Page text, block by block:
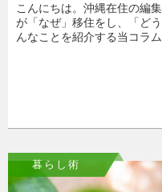
こんにちは。沖縄在住の編
が「なぜ」移住をし、「ど
んなことを紹介する当コラ
暮らし術